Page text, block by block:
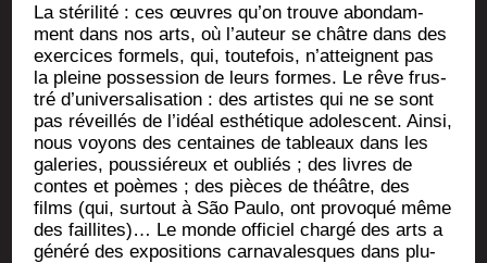
La sté­ri­li­té : ces œuvres qu’on trouve abon­dam­
ment dans nos arts, où l’auteur se châtre dans des
exer­cices for­mels, qui, tou­te­fois, n’atteignent pas
la pleine pos­ses­sion de leurs formes. Le rêve frus­
tré d’universalisation : des artistes qui ne se sont
pas réveillés de l’idéal esthé­tique ado­les­cent. Ain­si,
nous voyons des cen­taines de tableaux dans les
gale­ries, pous­sié­reux et oubliés ; des livres de
contes et poèmes ; des pièces de théâtre, des
films (qui, sur­tout à São Pau­lo, ont pro­vo­qué même
des faillites)… Le monde offi­ciel char­gé des arts a
géné­ré des expo­si­tions car­na­va­lesques dans plu­